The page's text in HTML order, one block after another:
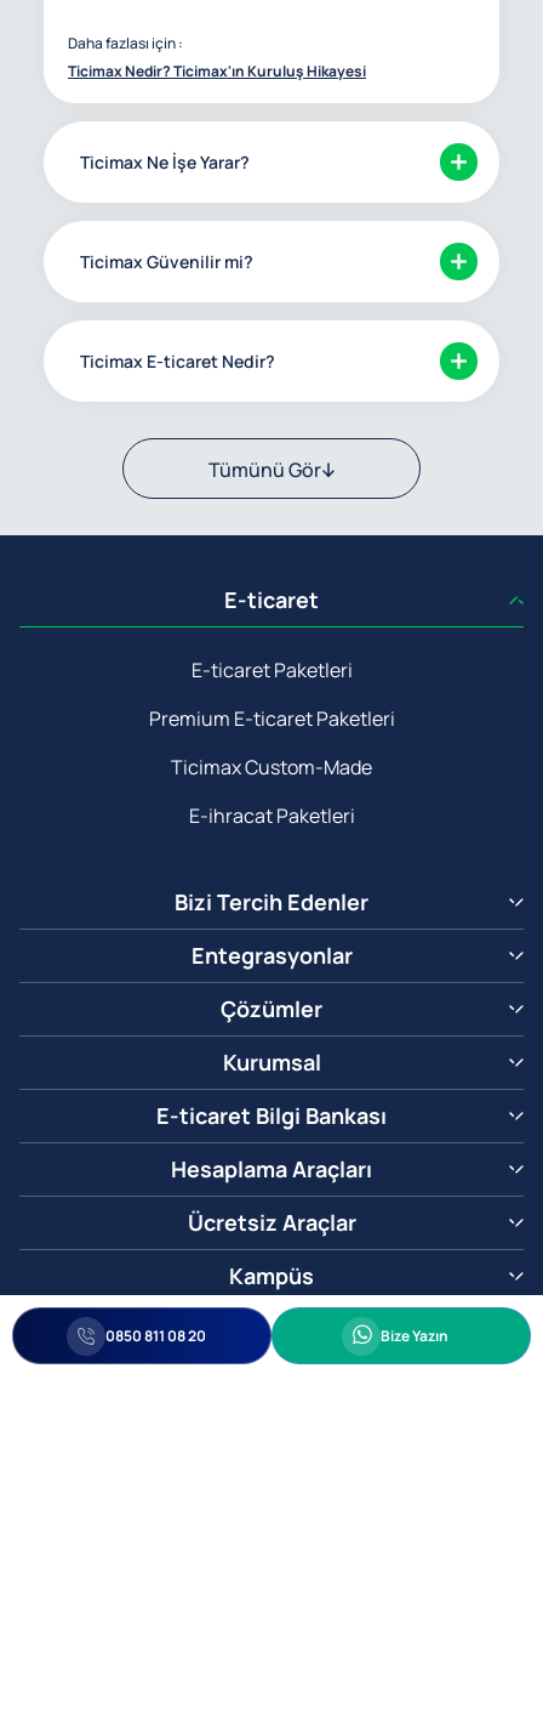
Daha fazlası için :
Ticimax Nedir? Ticimax'ın Kuruluş Hikayesi
Ticimax Ne İşe Yarar?
Ticimax Güvenilir mi?
Ticimax E-ticaret Nedir?
Tümünü Gör
E-ticaret
E-ticaret Paketleri
Premium E-ticaret Paketleri
Ticimax Custom-Made
E-ihracat Paketleri
Bizi Tercih Edenler
Entegrasyonlar
Çözümler
Kurumsal
E-ticaret Bilgi Bankası
Hesaplama Araçları
Ücretsiz Araçlar
Kampüs
0850 811 08 20 Whatsapp
Bize Yazın
0850 811 08 20